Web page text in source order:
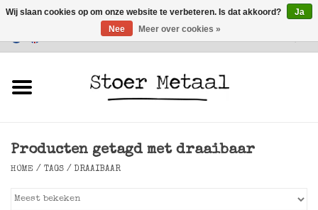
Klantenservice
Verlichting
Producten getagd met draaibaar
HOME / TAGS / DRAAIBAAR
Wij slaan cookies op om onze website te verbeteren. Is dat akkoord?
Ja
Nee
Meer over cookies »